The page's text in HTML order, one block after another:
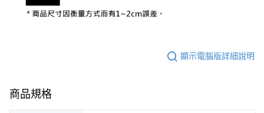
顯示電腦版詳細說明
商品規格